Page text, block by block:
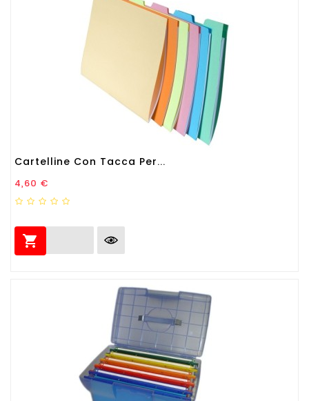
Cartelline Con Tacca Per...
Prezzo
4,60 €
